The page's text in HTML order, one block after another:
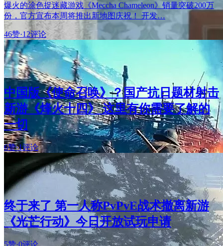
爆火的涂色捉迷藏游戏《Meccha Chameleon》销量突破200万
份，官方宣布本周将推出新地图庆祝！ 开发…
46赞·12评论
中国版《使命召唤》？国产抗日题材射击
新游《烽火十四》 这里有你需要了解的
一切
6赞·1评论
终于来了 第一人称PvPvE战术撤离新游
《光芒行动》今日开放试玩申请
5赞·0评论